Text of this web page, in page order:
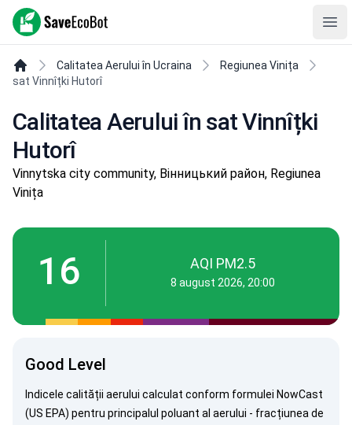
SaveEcoBot
Calitatea Aerului în Ucraina
Regiunea Vinița
sat Vinnîțki Hutorî
Calitatea Aerului în sat Vinnîțki
Hutorî
Vinnytska city community, Вінницький район, Regiunea
Vinița
16 AQI PM2.5
8 august 2026, 20:00
Good Level
Indicele calității aerului calculat conform formulei NowCast
(US EPA) pentru principalul poluant al aerului - fracțiunea de